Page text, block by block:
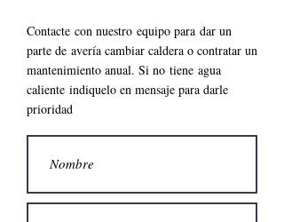
Contacte con nuestro equipo para dar un
parte de avería cambiar caldera o contratar un
mantenimiento anual. Si no tiene agua
caliente indiquelo en mensaje para darle
prioridad